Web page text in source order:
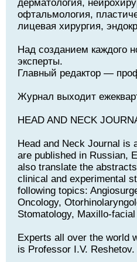
дерматология,
офтальмология,
лицевая хирургия,
Над созданием каждого
эксперты.
Главный редактор —
Журнал выходит
HEAD AND NECK
Head and Neck Journal is
are published in Russian,
also translate the
clinical and experimental
following topics:
Oncology,
Stomatology, Maxillo-
Experts all over the world
is Professor I.V. Reshetov.